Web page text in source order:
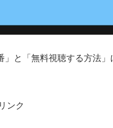
と「無料視聴する方法
ンク